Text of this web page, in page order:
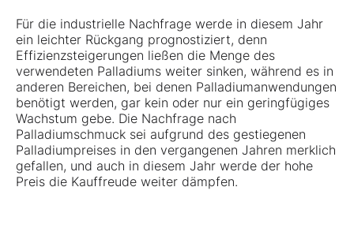
Für die industrielle Nachfrage werde in diesem Jahr
ein leichter Rückgang prognostiziert, denn
Effizienzsteigerungen ließen die Menge des
verwendeten Palladiums weiter sinken, während es in
anderen Bereichen, bei denen Palladiumanwendungen
benötigt werden, gar kein oder nur ein geringfügiges
Wachstum gebe. Die Nachfrage nach
Palladiumschmuck sei aufgrund des gestiegenen
Palladiumpreises in den vergangenen Jahren merklich
gefallen, und auch in diesem Jahr werde der hohe
Preis die Kauffreude weiter dämpfen.